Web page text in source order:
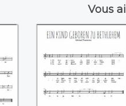
Vous
Ein kind geboren
zu bethlehem
((Michael